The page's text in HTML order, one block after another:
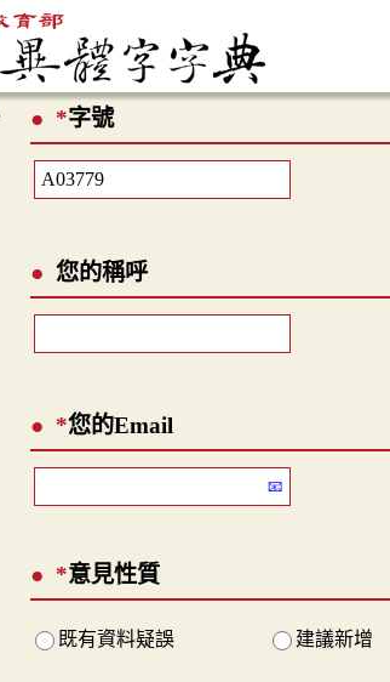
*字號
您的稱呼
*您的Email
*意見性質
既有資料疑誤 建議新增